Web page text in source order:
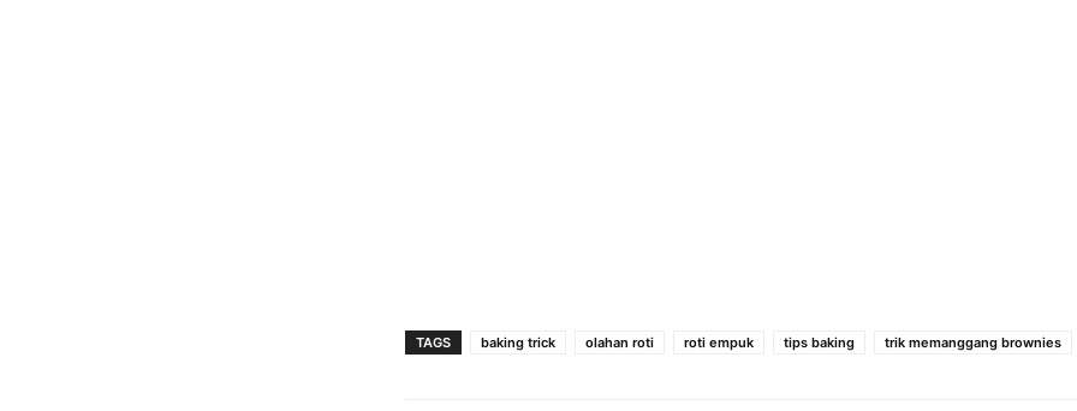
TAGS baking trick olahan roti roti empuk tips baking trik memanggang brownies